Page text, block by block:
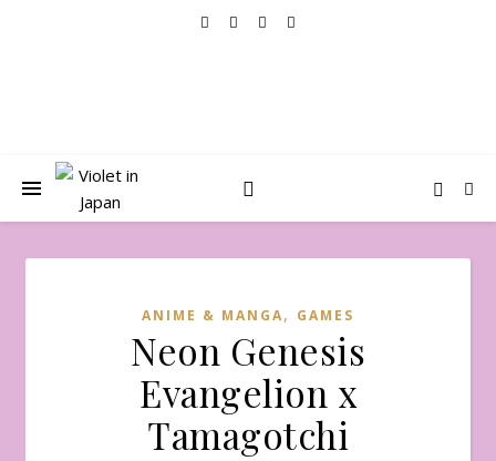
ANIME & MANGA, GAMES
Neon Genesis
Evangelion x
Tamagotchi